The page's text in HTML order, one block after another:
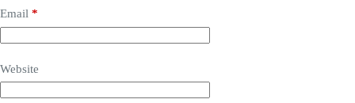
Email *
Website